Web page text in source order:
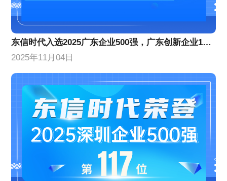
东信时代入选2025广东企业500强，广东创新企业100强
2025年11月04日